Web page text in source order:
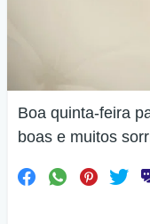
Boa quinta-feira
boas e muitos